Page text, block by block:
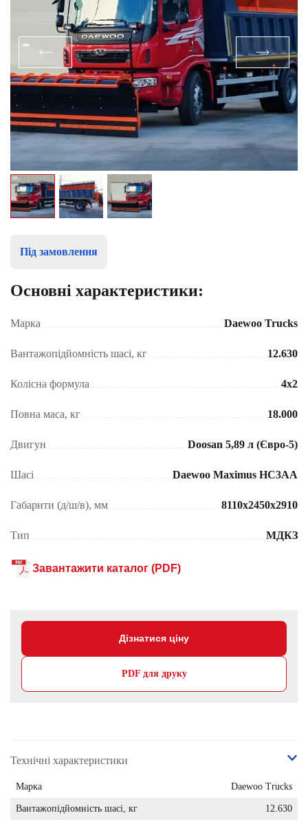
Під замовлення
Основні характеристики:
Марка Daewoo Trucks
Вантажопідйомність шасі, кг 12.630
Колісна формула 4x2
Повна маса, кг 18.000
Двигун Doosan 5,89 л (Євро-5)
Шасі Daewoo Maximus HC3AA
Габарити (д/ш/в), мм 8110x2450x2910
Тип МДКЗ
Завантажити каталог (PDF)
Дізнатися ціну
PDF для друку
Технічні характеристики
Марка Daewoo Trucks
Вантажопідйомність шасі, кг 12.630